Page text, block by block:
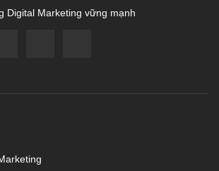
Digital Marketing vững mạnh